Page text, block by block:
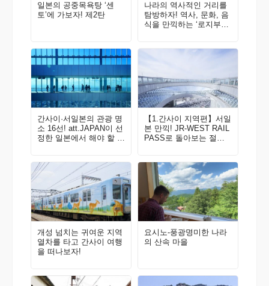
일본의 공중목욕탕 ‘센
토’에 가보자! 제2탄
나라의 역사적인 거리를
탐방하자! 역사, 문화, 음
식을 만끽하는 ‘로지부라
간사이·서일본의 관광 명
소 16선! att.JAPAN이 선
정한 일본에서 해야 할 것
【1.간사이 지역편】서일
본 만끽! JR-WEST RAIL
PASS로 돌아보는 절경&
개성 넘치는 귀여운 지역
열차를 타고 간사이 여행
을 떠나보자!
요시노-풍광명미한 나라
의 산속 마을